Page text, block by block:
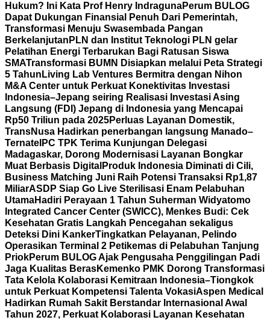
Hukum? Ini Kata Prof Henry IndragunaPerum BULOG
Dapat Dukungan Finansial Penuh Dari Pemerintah,
Transformasi Menuju Swasembada Pangan
Berkelanjutan PLN dan Institut Teknologi PLN gelar
Pelatihan Energi Terbarukan Bagi Ratusan Siswa
SMATransformasi BUMN Disiapkan melalui Peta Strategi
5 Tahun Living Lab Ventures Bermitra dengan Nihon
M&A Center untuk Perkuat Konektivitas Investasi
Indonesia–Jepang seiring Realisasi Investasi Asing
Langsung (FDI) Jepang di Indonesia yang Mencapai
Rp50 Triliun pada 2025Perluas Layanan Domestik,
TransNusa Hadirkan penerbangan langsung Manado–
Ternate IPC TPK Terima Kunjungan Delegasi
Madagaskar, Dorong Modernisasi Layanan Bongkar
Muat Berbasis Digital Produk Indonesia Diminati di Cili,
Business Matching Juni Raih Potensi Transaksi Rp1,87
MiliarASDP Siap Go Live Sterilisasi Enam Pelabuhan
UtamaHadiri Perayaan 1 Tahun Suherman Widyatomo
Integrated Cancer Center (SWICC), Menkes Budi: Cek
Kesehatan Gratis Langkah Pencegahan sekaligus
Deteksi Dini KankerTingkatkan Pelayanan, Pelindo
Operasikan Terminal 2 Petikemas di Pelabuhan Tanjung
PriokPerum BULOG Ajak Pengusaha Penggilingan Padi
Jaga Kualitas BerasKemenko PMK Dorong Transformasi
Tata Kelola Kolaborasi Kemitraan Indonesia–Tiongkok
untuk Perkuat Kompetensi Talenta VokasiAspen Medical
Hadirkan Rumah Sakit Berstandar Internasional Awal
Tahun 2027, Perkuat Kolaborasi Layanan Kesehatan